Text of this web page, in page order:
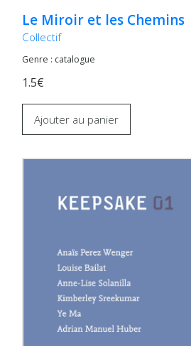
Le Miroir et les Chemins
Collectif
Genre : catalogue
1.5€
Ajouter au panier